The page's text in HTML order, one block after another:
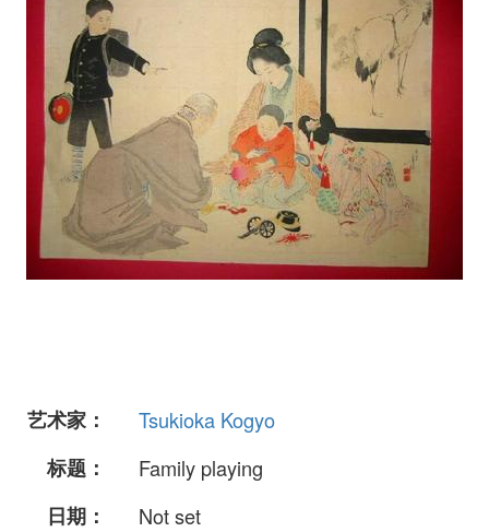
艺术家：
Tsukioka Kogyo
标题：
Family playing
日期：
Not set